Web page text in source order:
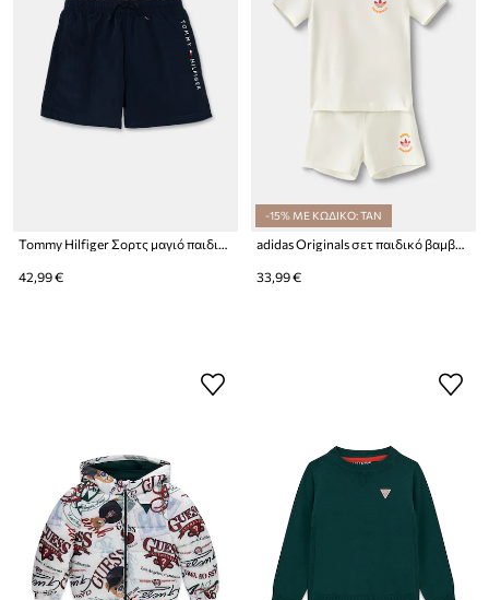
Tommy Hilfiger Σορτς μαγιό παιδικά
42,99 €
-15% ΜΕ ΚΩΔΙΚΟ: TAN
adidas Originals σετ παιδικό βαμβακερό
33,99 €